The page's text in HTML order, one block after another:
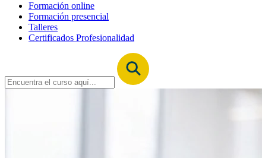
Formación online
Formación presencial
Talleres
Certificados Profesionalidad